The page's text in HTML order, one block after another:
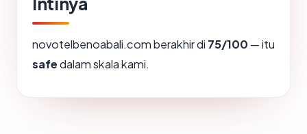
novotelbenoabali.com berakhir di 75/100 — itu
safedalam skala kami.